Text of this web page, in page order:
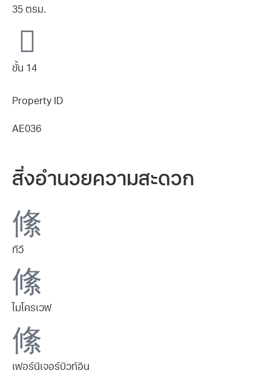
35 ตรม.
ชั้น 14
Property ID
AE036
สิ่งอำนวยความสะดวก
ทีวี
ไมโครเวฟ
เฟอร์นิเจอร์บิวท์อิน